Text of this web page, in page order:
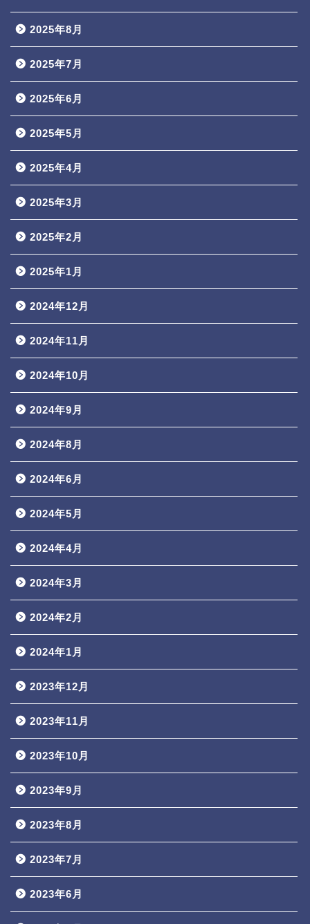
2025年8月
2025年7月
2025年6月
2025年5月
2025年4月
2025年3月
2025年2月
2025年1月
2024年12月
2024年11月
2024年10月
2024年9月
2024年8月
2024年6月
2024年5月
2024年4月
2024年3月
2024年2月
2024年1月
2023年12月
2023年11月
2023年10月
2023年9月
2023年8月
2023年7月
2023年6月